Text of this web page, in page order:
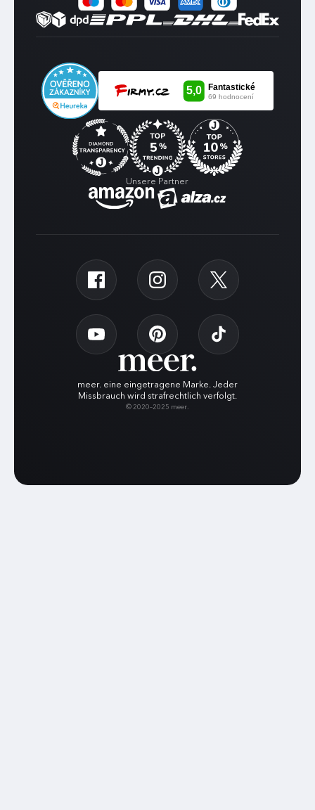
Unsere Partner
meer. eine eingetragene Marke. Jeder
Missbrauch wird strafrechtlich verfolgt.
© 2020–2025 meer.